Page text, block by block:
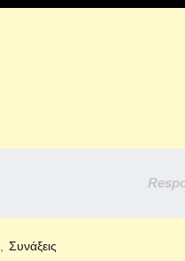
Συνάξεις